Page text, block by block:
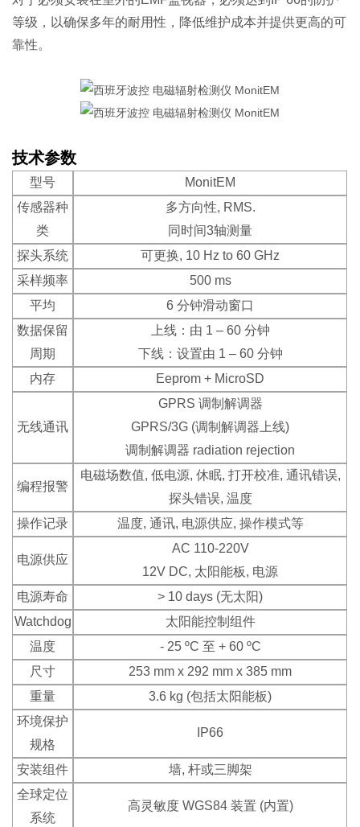
等级，以确保多年的耐用性，降低维护成本并提供更高的可
靠性。
技术参数
型号
MonitEM
传感器种
类
多方向性, RMS.
同时间3轴测量
探头系统
可更换, 10 Hz to 60 GHz
采样频率
500 ms
平均
6 分钟滑动窗口
数据保留
周期
上线：由 1 – 60 分钟
下线：设置由 1 – 60 分钟
内存
Eeprom + MicroSD
无线通讯
GPRS 调制解调器
GPRS/3G (调制解调器上线)
调制解调器 radiation rejection
编程报警
电磁场数值, 低电源, 休眠, 打开校准, 通讯错误,
探头错误, 温度
操作记录
温度, 通讯, 电源供应, 操作模式等
电源供应
AC 110-220V
12V DC, 太阳能板, 电源
电源寿命
> 10 days (无太阳)
Watchdog
太阳能控制组件
温度
- 25 ºC 至 + 60 ºC
尺寸
253 mm x 292 mm x 385 mm
重量
3.6 kg (包括太阳能板)
环境保护
规格
IP66
安装组件
墙, 杆或三脚架
全球定位
系统
高灵敏度 WGS84 装置 (内置)